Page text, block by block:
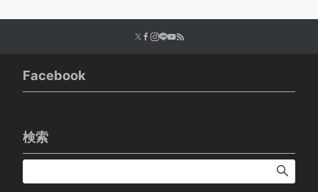
Facebook
検索